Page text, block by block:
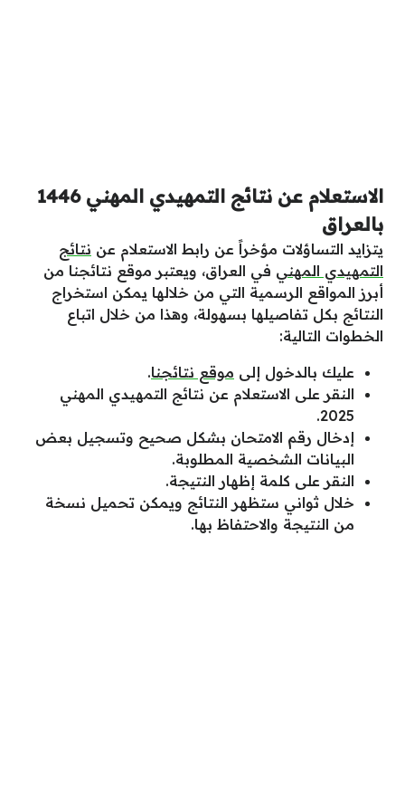
الاستعلام عن نتائج التمهيدي المهني 1446
بالعراق
يتزايد التساؤلات مؤخراً عن رابط الاستعلام عن نتائج
التمهيدي المهني في العراق، ويعتبر موقع نتائجنا من
أبرز المواقع الرسمية التي من خلالها يمكن استخراج
النتائج بكل تفاصيلها بسهولة، وهذا من خلال اتباع
الخطوات التالية:
عليك بالدخول إلى موقع نتائجنا.
النقر على الاستعلام عن نتائج التمهيدي المهني
2025.
إدخال رقم الامتحان بشكل صحيح وتسجيل بعض
البيانات الشخصية المطلوبة.
النقر على كلمة إظهار النتيجة.
خلال ثواني ستظهر النتائج ويمكن تحميل نسخة
من النتيجة والاحتفاظ بها.